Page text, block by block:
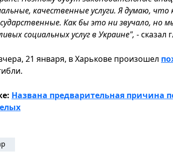
качественные услуги. Я думаю, что
Как бы это ни звучало,
социальных услуг в Украине", - сказал
21 января, в Харькове произошел
Названа предварительная причина